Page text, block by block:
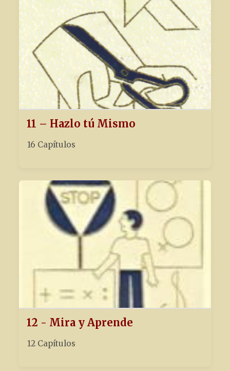
11 – Hazlo tú Mismo
16 Capítulos
12 - Mira y Aprende
12 Capítulos